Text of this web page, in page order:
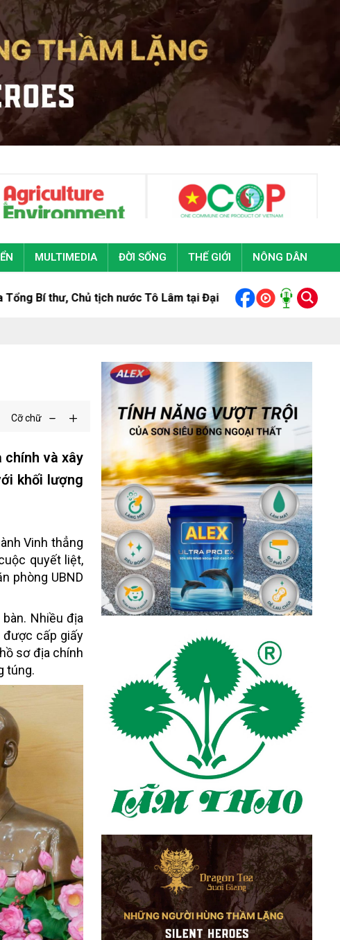
MULTIMEDIA ĐỜI SỐNG THẾ GIỚI NÔNG DÂN
tịch nước Tô Lâm tại Đại hội đại biểu toàn quốc Đoàn Thanh
Cỡ chữ
chính và xây
khối lượng
Vinh thẳng
quyết liệt,
phòng UBND
Nhiều địa
cấp giấy
sơ địa chính
túng.